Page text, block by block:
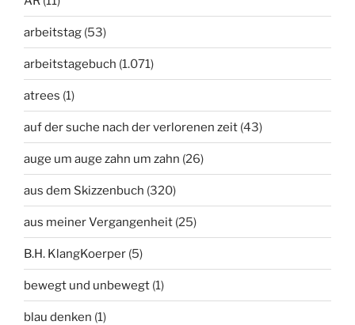
arbeitstag (53)
arbeitstagebuch (1.071)
atrees (1)
auf der suche nach der verlorenen zeit (43)
auge um auge zahn um zahn (26)
aus dem Skizzenbuch (320)
aus meiner Vergangenheit (25)
B.H. KlangKoerper (5)
bewegt und unbewegt (1)
blau denken (1)